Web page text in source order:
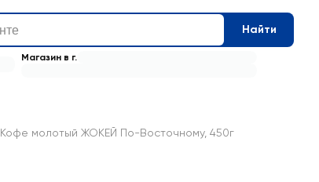
Найти
Магазин в г.
Кофе молотый ЖОКЕЙ По-Восточному, 450г